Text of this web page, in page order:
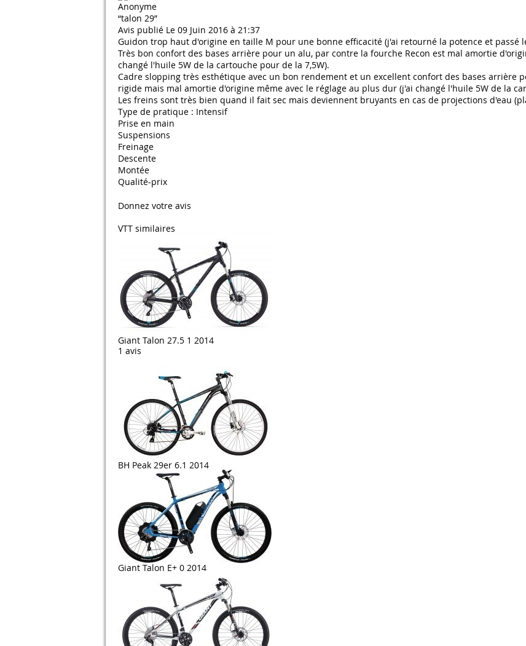
Anonyme
“talon 29”
Avis publié Le 09 Juin 2016 à 21:37
Guidon trop haut d'origine en taille M pour une bonne efficacité (j'ai retourné la potence et passé
Très bon confort des bases arrière pour un alu, par contre la fourche Recon est mal amortie
changé l'huile 5W de la cartouche pour de la 7,5W).
Cadre slopping très esthétique avec un bon rendement et un excellent confort des bases arrière
rigide mais mal amortie d'origine même avec le réglage au plus dur (j'ai changé l'huile 5W de la
Les freins sont très bien quand il fait sec mais deviennent bruyants en cas de projections d'eau
Type de pratique : Intensif
Prise en main
Suspensions
Freinage
Descente
Montée
Qualité-prix
Donnez votre avis
VTT similaires
Giant Talon 27.5 1 2014
1 avis
BH Peak 29er 6.1 2014
Giant Talon E+ 0 2014